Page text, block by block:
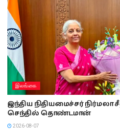
இலங்கை
இந்திய நிதியமைச்சர் நிர்மலா
செந்தில் தொண்டமான்
2026-08-07